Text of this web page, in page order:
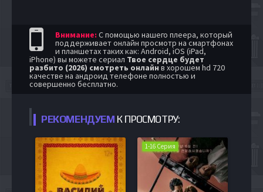
Внимание: С помощью нашего плеера, который
поддерживает онлайн просмотр на смартфонах
и планшетах таких как: Android, iOS (iPad,
iPhone) вы можете сериал Твое сердце будет
разбито (2026) смотреть онлайн в хорошем hd 720
качестве на андроид телефоне полностью и
совершенно бесплатно.
РЕКОМЕНДУЕМ К ПРОСМОТРУ:
1-16 Серия